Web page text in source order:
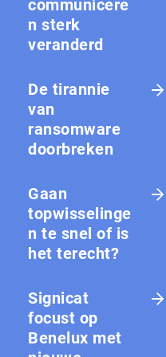
communicere
n sterk
veranderd
De tirannie
van
ransomware
doorbreken
Gaan
topwisselinge
n te snel of is
het terecht?
Signicat
focust op
Benelux met